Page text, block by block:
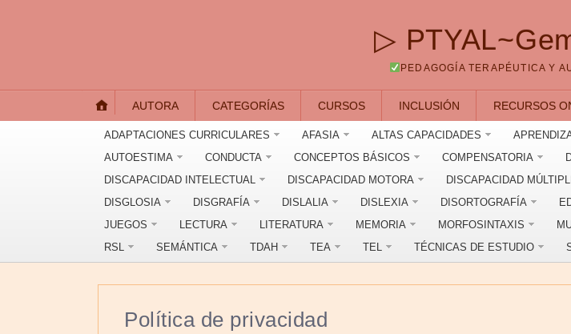
▷
PEDAGOGÍA TERAPÉUTICA Y
AUTORA CATEGORÍAS CURSOS INCLUSIÓN RECURSOS
ADAPTACIONES CURRICULARES AFASIA ALTAS CAPACIDADES
AUTOESTIMA
CONDUCTA CONCEPTOS BÁSICOS COMPENSATORIA
DISCAPACIDAD INTELECTUAL
DISCAPACIDAD MOTORA DISCAPACIDAD
DISGLOSIA
DISGRAFÍA DISLALIA DISLEXIA DISORTOGRAFÍA
JUEGOS
LECTURA LITERATURA MEMORIA MORFOSINTAXIS
RSL
SEMÁNTICA TDAH TEA TEL TÉCNICAS DE ESTUDIO
Política de privacidad